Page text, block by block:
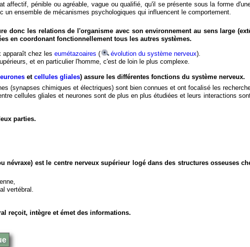
affectif, pénible ou agréable, vague ou qualifié, qu'il se présente sous la forme
un ensemble de mécanismes psychologiques qui influencent le comportement.
donc les relations de l'organisme avec son environnement au sens large
en coordonant fonctionnellement tous les autres systèmes.
apparaît chez leseumétazoaires ( évolution du système nerveux).
et en particulier l'homme, c'est de loin le plus complexe.
etcellules gliales) assure les différentes fonctions du système nerveux.
(synapses chimiques et électriques) sont bien connues et ont focalisé les
cellules gliales et neurones sont de plus en plus étudiées et leurs interactions
parties.
névraxe) est le centre nerveux supérieur logé dans des structures osseuses
vertébral.
reçoit, intègre et émet des informations.